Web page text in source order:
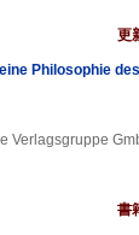
更
Philosophie
Verlagsgruppe
書